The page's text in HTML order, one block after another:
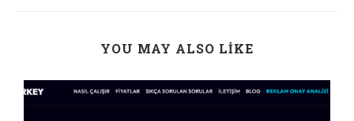
YOU MAY ALSO LIKE